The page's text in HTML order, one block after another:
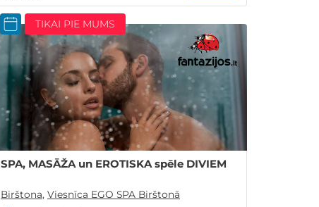
TIKAI PIE MUMS
SPA, MASĀŽA un EROTISKA spēle DIVIEM
Birštona, Viesnīca EGO SPA Birštonā